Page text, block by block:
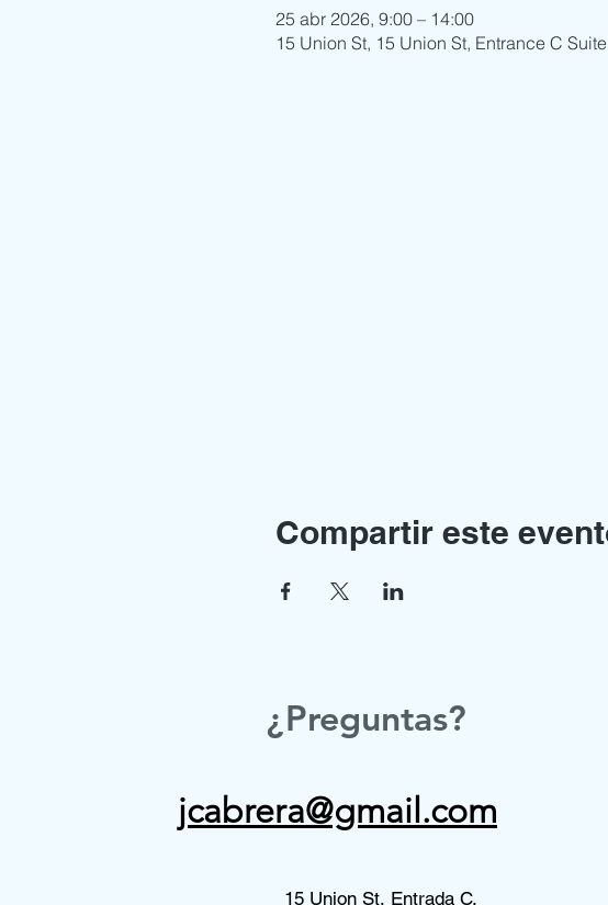
25 abr 2026, 9:00 – 14:00
15 Union St, 15 Union St, Entrance C
Compartir este
¿Preguntas?
jcabrera@gmail.com
15 Union St, Entrada C,